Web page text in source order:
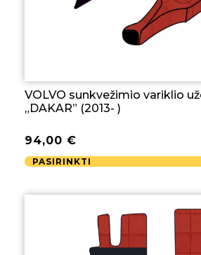
VOLVO sunkvežimio variklio
„DAKAR” (2013- )
94,00 €
PASIRINKTI